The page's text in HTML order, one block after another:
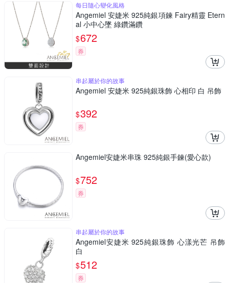
每日隨心變化風格
Angemiel 安婕米 925純銀項鍊 Fairy精靈 Etern
al 小中心墜 綠鑽滿鑽
$672
券
串起屬於你的故事
Angemiel 安婕米 925純銀珠飾 心相印 白 吊飾
$392
券
Angemiel安婕米串珠 925純銀手鍊(愛心款)
$752
券
串起屬於你的故事
Angemiel安婕米 925純銀珠飾 心漾光芒 吊飾
白
$512
券